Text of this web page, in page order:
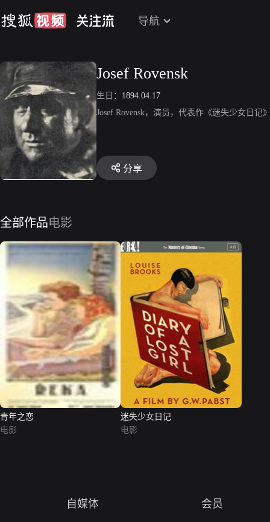
导航
Josef Rovensk
生日： 1894.04.17
Josef Rovensk，演员，代表作《迷失少女日记
分享
全部作品电影
青年之恋
电影
迷失少女日记
电影
自媒体 会员